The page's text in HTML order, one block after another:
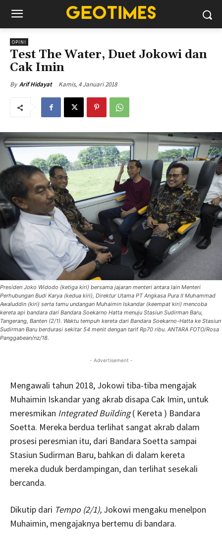
OPINI
Test The Water, Duet Jokowi dan
Cak Imin
By Arif Hidayat Kamis, 4 Januari 2018
Presiden Joko Widodo (ketiga kiri) bersama jajaran menteri antara lain Menteri
Perhubungan Budi Karya (kedua kiri), Direktur Utama PT Angkasa Pura II Muhammad
Awaluddin (kiri) serta tamu undangan Muhaimin Iskandar (keempat kiri) mencoba
kereta api bandara dari Bandara Soekarno Hatta menuju Stasiun Sudirman Baru,
Tangerang, Banten (2/1). Waktu tempuh kereta dari Bandara Soekarno-Hatta ke Stasiun
Sudirman Baru berdurasi sekitar 54 menit dengan tarif Rp70 ribu. ANTARA FOTO/Rosa
Panggabean/nz/18.
- Advertisement -
Mengawali tahun 2018, Jokowi tiba-tiba mengajak
Muhaimin Iskandar yang akrab disapa Cak Imin, untuk
meresmikan Integrated Building( Kereta ) Bandara
Soetta. Mereka berdua terlihat sangat akrab dalam
prosesi peresmian itu, dari Bandara Soetta sampai
Stasiun Sudirman Baru, bahkan di dalam kereta
mereka duduk berdampingan, dan terlihat sesekali
bercanda.
Dikutip dari Tempo (2/1), Jokowi mengaku menelpon
Muhaimin, mengajaknya bertemu di bandara.